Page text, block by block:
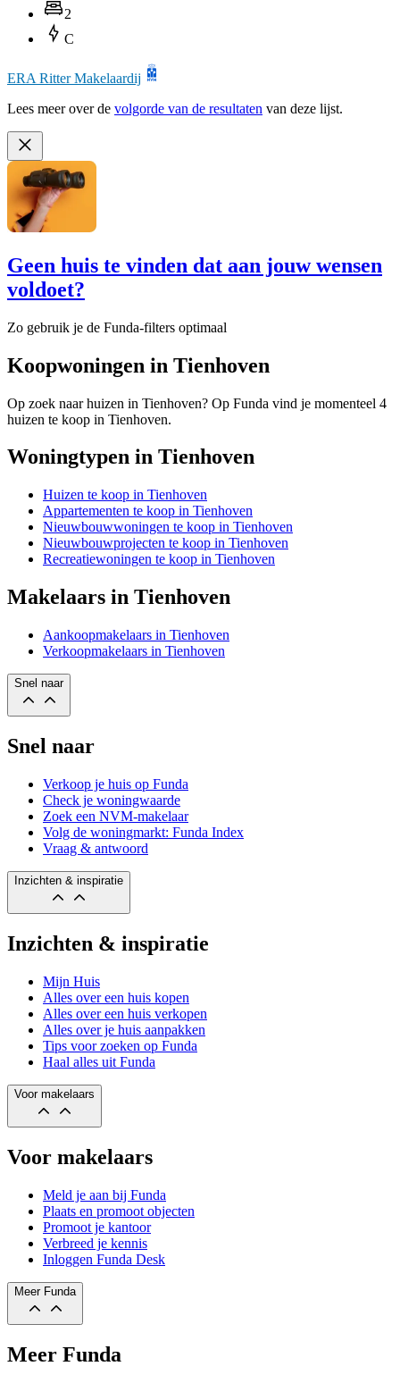
2
C
ERA Ritter Makelaardij
Lees meer over de volgorde van de resultaten van deze lijst.
Geen huis te vinden dat aan jouw wensen
voldoet?
Zo gebruik je de Funda-filters optimaal
Koopwoningen in Tienhoven
Op zoek naar huizen in Tienhoven? Op Funda vind je momenteel 4
huizen te koop in Tienhoven.
Woningtypen in Tienhoven
Huizen te koop in Tienhoven
Appartementen te koop in Tienhoven
Nieuwbouwwoningen te koop in Tienhoven
Nieuwbouwprojecten te koop in Tienhoven
Recreatiewoningen te koop in Tienhoven
Makelaars in Tienhoven
Aankoopmakelaars in Tienhoven
Verkoopmakelaars in Tienhoven
Snel naar
Snel naar
Verkoop je huis op Funda
Check je woningwaarde
Zoek een NVM-makelaar
Volg de woningmarkt: Funda Index
Vraag & antwoord
Inzichten & inspiratie
Inzichten & inspiratie
Mijn Huis
Alles over een huis kopen
Alles over een huis verkopen
Alles over je huis aanpakken
Tips voor zoeken op Funda
Haal alles uit Funda
Voor makelaars
Voor makelaars
Meld je aan bij Funda
Plaats en promoot objecten
Promoot je kantoor
Verbreed je kennis
Inloggen Funda Desk
Meer Funda
Meer Funda